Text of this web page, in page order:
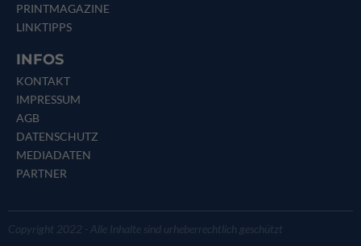
PRINTMAGAZINE
LINKTIPPS
INFOS
KONTAKT
IMPRESSUM
AGB
DATENSCHUTZ
MEDIADATEN
PARTNER
Copyright 2022 - Alle Inhalte sind urheberrechtlich geschützt